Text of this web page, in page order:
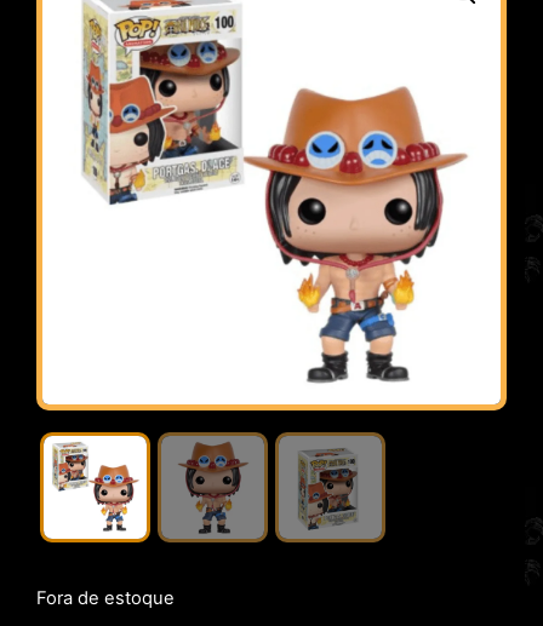
Fora de estoque